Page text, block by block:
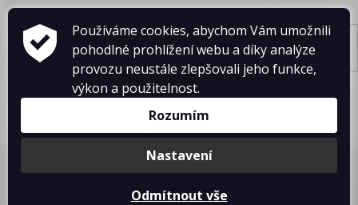
Košík je prázdný
O firmě
Projekty kuchyní
Ke stažení
Používáme cookies, abychom Vám umožnili
pohodlné prohlížení webu a díky analýze
provozu neustále zlepšovali jeho funkce,
výkon a použitelnost.
Rozumím
Nastavení
Odmítnout vše